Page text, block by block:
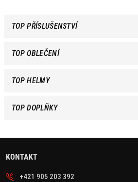
TOP PŘÍSLUŠENSTVÍ
TOP OBLEČENÍ
TOP HELMY
TOP DOPLŇKY
KONTAKT
+421 905 203 392